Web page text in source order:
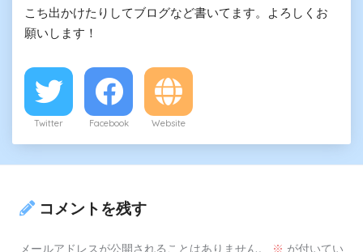
こち出かけたりしてブログなど書いてます。よろしくお
願いします！
Twitter Facebook Website
コメントを残す
メールアドレスが公開されることはありません。 ※ が付いてい